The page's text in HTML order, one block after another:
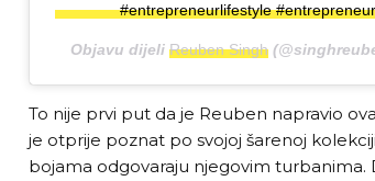
#entrepreneurlifestyle
Objavu dijeli Reuben Singh
To nije prvi put da je Reuben napravio
je otprije poznat po svojoj šarenoj
bojama odgovaraju njegovim turbanima.